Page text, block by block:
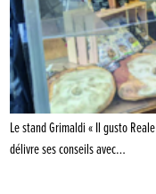
Le stand Grimaldi « Il gusto
délivre ses conseils avec…